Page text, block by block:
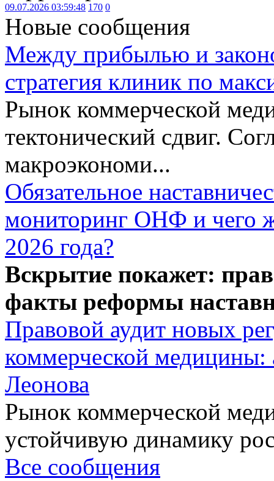
09.07.2026 03:59:48 170 0
Новые сообщения
Между прибылью и
стратегия клиник по
Рынок коммерческой
тектонический сдвиг.
макроэкономи...
Обязательное
мониторинг ОНФ и чего
2026 года?
Вскрытие покажет:
факты реформы
Правовой аудит новых
коммерческой медицины:
Леонова
Рынок коммерческой
устойчивую динамику
Все сообщения